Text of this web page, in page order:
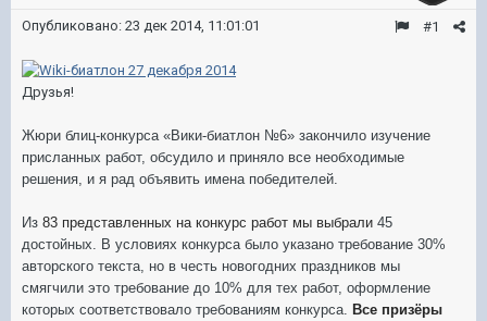
#1
Опубликовано: 23 дек 2014, 11:01:01
Друзья!
Жюри блиц-конкурса «Вики-биатлон №6» закончило изучение
присланных работ, обсудило и приняло все необходимые
решения, и я рад объявить имена победителей.
Из 83 представленных на конкурс работ мы выбрали 45
достойных. В условиях конкурса было указано требование 30%
авторского текста, но в честь новогодних праздников мы
смягчили это требование до 10% для тех работ, оформление
которых соответствовало требованиям конкурса. Все призёры